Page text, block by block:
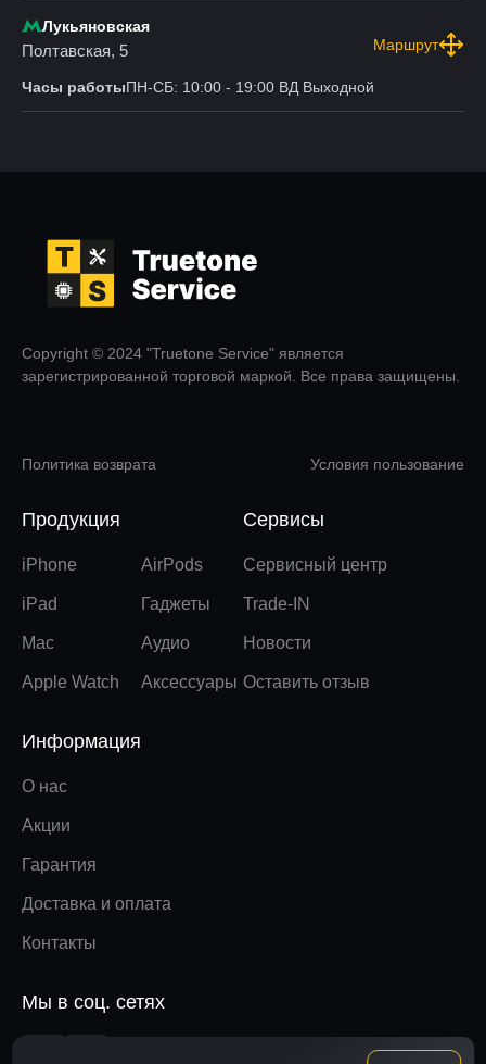
Лукьяновская
Полтавская, 5 Маршрут
Часы работыПН-СБ: 10:00 - 19:00 ВД Выходной
Copyright © 2024 "Truetone Service" является
зарегистрированной торговой маркой. Все права защищены.
Политика возврата Условия пользование
Продукция
iPhone
iPad
Mac
Apple Watch
AirPods
Гаджеты
Аудио
Аксессуары
Сервисы
Сервисный центр
Trade-IN
Новости
Оставить отзыв
Информация
О нас
Акции
Гарантия
Доставка и оплата
Контакты
Мы в соц. сетях